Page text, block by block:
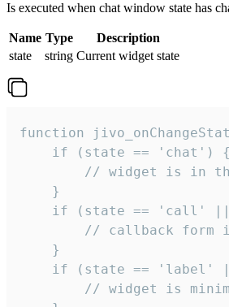
Is executed when chat window state has
Name Type
Description
state
string Current widget state
function
    if (state == 'chat') {
// widget is in
    }
if (state == 'call'
// callback form
    }
if (state == 'label'
// widget is